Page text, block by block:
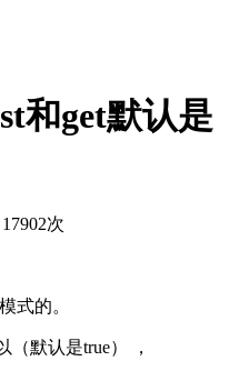
和get默认是
次
式的。
（默认是true） ，